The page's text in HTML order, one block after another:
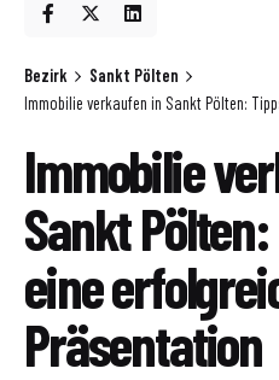
Bezirk
Sankt Pölten
Immobilie verkaufen in Sankt Pölten:
Immobilie
Sankt
eine
Präsentation